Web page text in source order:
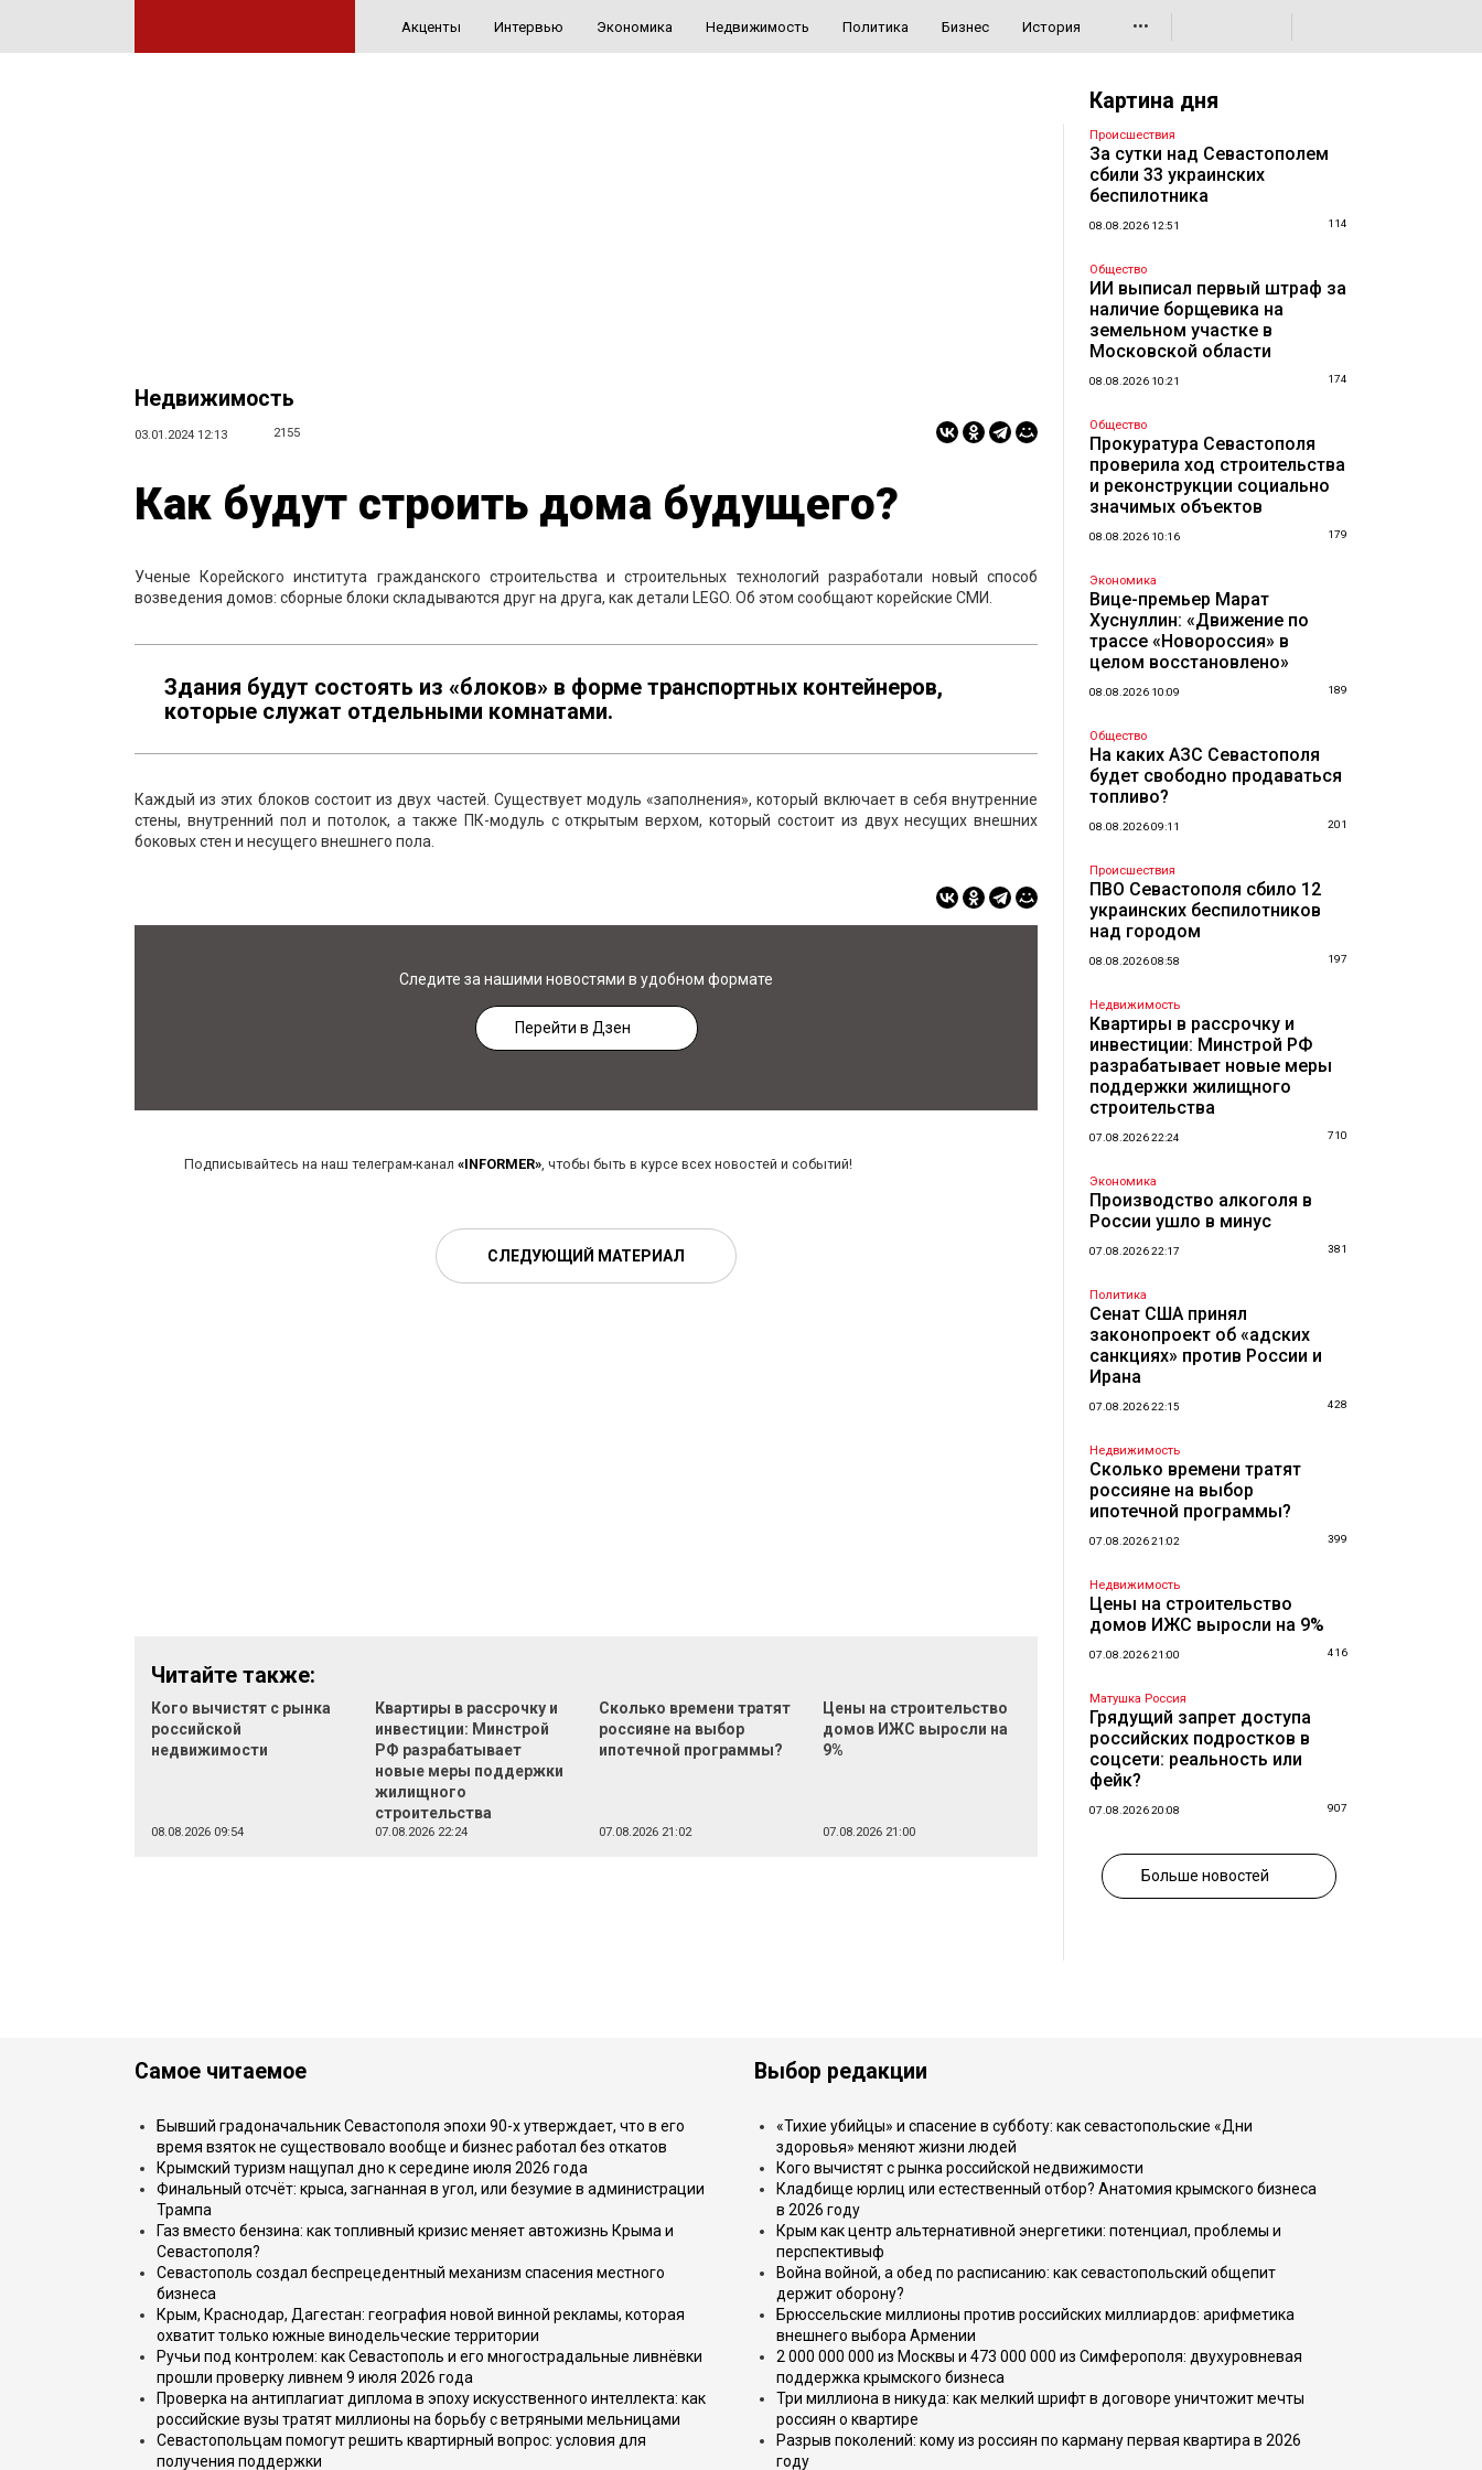
Акценты Интервью Экономика Недвижимость Политика Бизнес История •••
Недвижимость
03.01.2024 12:13 2155
Как будут строить дома будущего?
Ученые Корейского института гражданского строительства и строительных технологий разработали новый способ
возведения домов: сборные блоки складываются друг на друга, как детали LEGO. Об этом сообщают корейские СМИ.
Здания будут состоять из «блоков» в форме транспортных контейнеров,
которые служат отдельными комнатами.
Каждый из этих блоков состоит из двух частей. Существует модуль «заполнения», который включает в себя внутренние
стены, внутренний пол и потолок, а также ПК-модуль с открытым верхом, который состоит из двух несущих внешних
боковых стен и несущего внешнего пола.
Следите за нашими новостями в удобном формате
Перейти в Дзен
Подписывайтесь на наш телеграм-канал «INFORMER», чтобы быть в курсе всех новостей и событий!
СЛЕДУЮЩИЙ МАТЕРИАЛ
Читайте также:
Кого вычистят с рынка
российской
недвижимости
08.08.2026 09:54
Квартиры в рассрочку и
инвестиции: Минстрой
РФ разрабатывает
новые меры поддержки
жилищного
строительства
07.08.2026 22:24
Сколько времени тратят
россияне на выбор
ипотечной программы?
07.08.2026 21:02
Цены на строительство
домов ИЖС выросли на
9%
07.08.2026 21:00
Картина дня
Происшествия
За сутки над Севастополем
сбили 33 украинских
беспилотника
08.08.2026 12:51 114
Общество
ИИ выписал первый штраф за
наличие борщевика на
земельном участке в
Московской области
08.08.2026 10:21 174
Общество
Прокуратура Севастополя
проверила ход строительства
и реконструкции социально
значимых объектов
08.08.2026 10:16 179
Экономика
Вице-премьер Марат
Хуснуллин: «Движение по
трассе «Новороссия» в
целом восстановлено»
08.08.2026 10:09 189
Общество
На каких АЗС Севастополя
будет свободно продаваться
топливо?
08.08.2026 09:11 201
Происшествия
ПВО Севастополя сбило 12
украинских беспилотников
над городом
08.08.2026 08:58 197
Недвижимость
Квартиры в рассрочку и
инвестиции: Минстрой РФ
разрабатывает новые меры
поддержки жилищного
строительства
07.08.2026 22:24 710
Экономика
Производство алкоголя в
России ушло в минус
07.08.2026 22:17 381
Политика
Сенат США принял
законопроект об «адских
санкциях» против России и
Ирана
07.08.2026 22:15 428
Недвижимость
Сколько времени тратят
россияне на выбор
ипотечной программы?
07.08.2026 21:02 399
Недвижимость
Цены на строительство
домов ИЖС выросли на 9%
07.08.2026 21:00 416
Матушка Россия
Грядущий запрет доступа
российских подростков в
соцсети: реальность или
фейк?
07.08.2026 20:08 907
Больше новостей
Самое читаемое
Бывший градоначальник Севастополя эпохи 90-х утверждает, что в его
время взяток не существовало вообще и бизнес работал без откатов
Крымский туризм нащупал дно к середине июля 2026 года
Финальный отсчёт: крыса, загнанная в угол, или безумие в администрации
Трампа
Газ вместо бензина: как топливный кризис меняет автожизнь Крыма и
Севастополя?
Севастополь создал беспрецедентный механизм спасения местного
бизнеса
Крым, Краснодар, Дагестан: география новой винной рекламы, которая
охватит только южные винодельческие территории
Ручьи под контролем: как Севастополь и его многострадальные ливнёвки
прошли проверку ливнем 9 июля 2026 года
Проверка на антиплагиат диплома в эпоху искусственного интеллекта: как
российские вузы тратят миллионы на борьбу с ветряными мельницами
Севастопольцам помогут решить квартирный вопрос: условия для
получения поддержки
Выбор редакции
«Тихие убийцы» и спасение в субботу: как севастопольские «Дни
здоровья» меняют жизни людей
Кого вычистят с рынка российской недвижимости
Кладбище юрлиц или естественный отбор? Анатомия крымского бизнеса
в 2026 году
Крым как центр альтернативной энергетики: потенциал, проблемы и
перспективыф
Война войной, а обед по расписанию: как севастопольский общепит
держит оборону?
Брюссельские миллионы против российских миллиардов: арифметика
внешнего выбора Армении
2 000 000 000 из Москвы и 473 000 000 из Симферополя: двухуровневая
поддержка крымского бизнеса
Три миллиона в никуда: как мелкий шрифт в договоре уничтожит мечты
россиян о квартире
Разрыв поколений: кому из россиян по карману первая квартира в 2026
году